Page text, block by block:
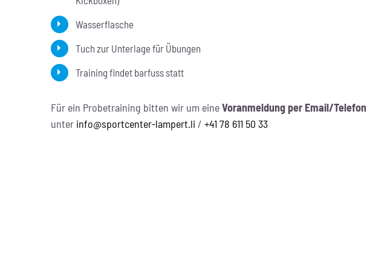
Wasserflasche
Tuch zur Unterlage für Übungen
Training findet barfuss statt
Für ein Probetraining bitten wir um eineVoranmeldung per Email/Telefon
unter info@sportcenter-lampert.li / +41 78 611 50 33